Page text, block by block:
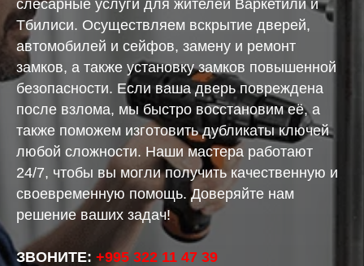
слесарные услуги для жителей Варкетили и
Тбилиси. Осуществляем вскрытие дверей,
автомобилей и сейфов, замену и ремонт
замков, а также установку замков повышенной
безопасности. Если ваша дверь повреждена
после взлома, мы быстро восстановим её, а
также поможем изготовить дубликаты ключей
любой сложности. Наши мастера работают
24/7, чтобы вы могли получить качественную и
своевременную помощь. Доверяйте нам
решение ваших задач!
ЗВОНИТЕ: +995 322 11 47 39